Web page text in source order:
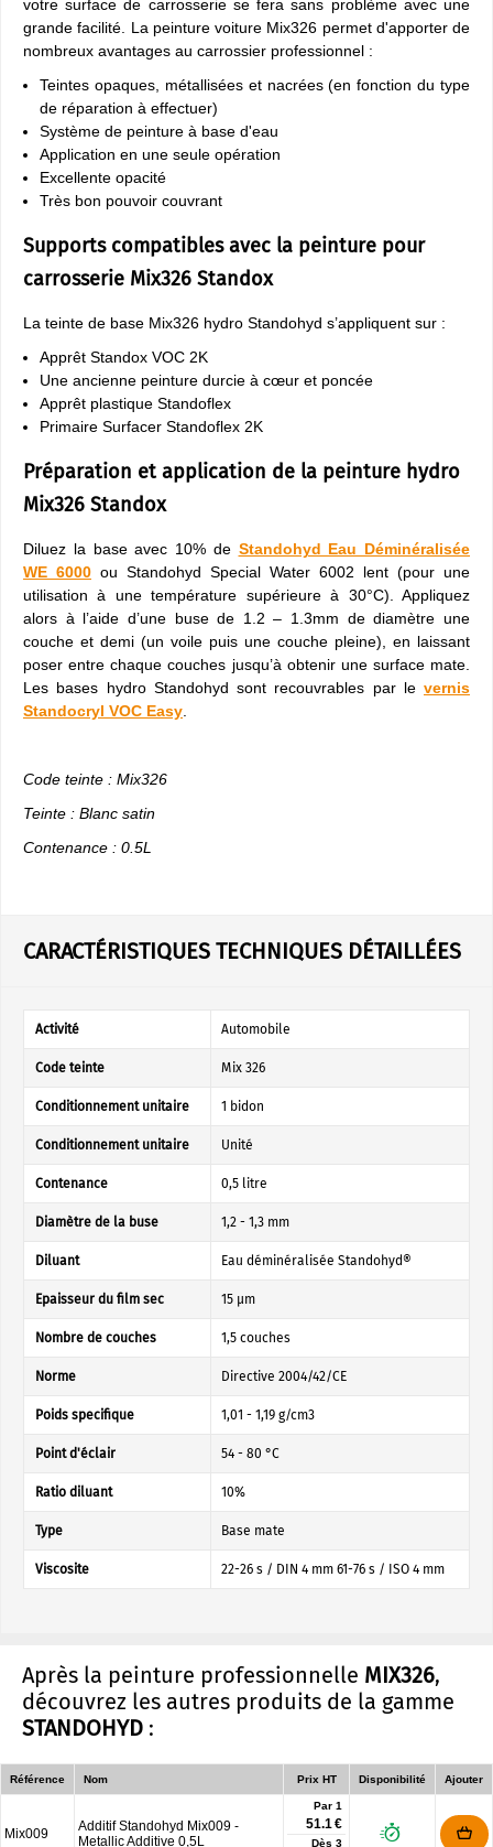
votre surface de carrosserie se fera sans problème avec une
grande facilité. La peinture voiture Mix326 permet d'apporter de
nombreux avantages au carrossier professionnel :
Teintes opaques, métallisées et nacrées (en fonction du type
de réparation à effectuer)
Système de peinture à base d'eau
Application en une seule opération
Excellente opacité
Très bon pouvoir couvrant
Supports compatibles avec la peinture pour
carrosserie Mix326 Standox
La teinte de base Mix326 hydro Standohyd s’appliquent sur :
Apprêt Standox VOC 2K
Une ancienne peinture durcie à cœur et poncée
Apprêt plastique Standoflex
Primaire Surfacer Standoflex 2K
Préparation et application de la peinture hydro
Mix326 Standox
Diluez la base avec 10% de Standohyd Eau Déminéralisée
WE 6000 ou Standohyd Special Water 6002 lent (pour une
utilisation à une température supérieure à 30°C). Appliquez
alors à l’aide d’une buse de 1.2 – 1.3mm de diamètre une
couche et demi (un voile puis une couche pleine), en laissant
poser entre chaque couches jusqu’à obtenir une surface mate.
Les bases hydro Standohyd sont recouvrables par le vernis
Standocryl VOC Easy
Code teinte : Mix326
Teinte : Blanc satin
Contenance : 0.5L
CARACTÉRISTIQUES TECHNIQUES DÉTAILLÉES
Activité Automobile
Code teinte Mix 326
Conditionnement unitaire 1 bidon
Conditionnement unitaire Unité
Contenance 0,5 litre
Diamètre de la buse 1,2 - 1,3 mm
Diluant Eau déminéralisée Standohyd®
Epaisseur du film sec 15 µm
Nombre de couches 1,5 couches
Norme Directive 2004/42/CE
Poids specifique 1,01 - 1,19 g/cm3
Point d'éclair 54 - 80 °C
Ratio diluant 10%
Type Base mate
Viscosite 22-26 s / DIN 4 mm 61-76 s / ISO 4 mm
Après la peinture professionnelle MIX326,
découvrez les autres produits de la gamme
STANDOHYD :
Référence Nom Prix HT Disponibilité Ajouter
Mix009
Additif Standohyd Mix009 -
Metallic Additive 0,5L
Par 1
51.1 €
Dès 3